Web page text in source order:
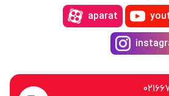
aparat